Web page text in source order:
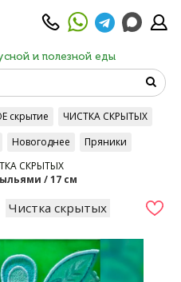
и полезной еды
скрытие
ЧИСТКА СКРЫТЫХ
Новогоднее
Пряники
СКРЫТЫХ
/ 17 см
Чистка скрытых